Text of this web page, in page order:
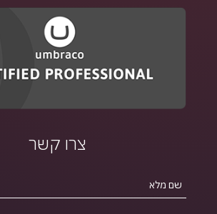
צרו קשר
שם מלא